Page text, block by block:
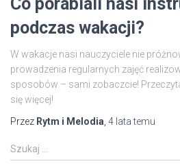
podczas wakacji?
W wakacje nasi nauczyciele nie
prowadzenia regularnych zajęć
sposobów – sami zobaczcie!
się więcej!
Przez Rytm i Melodia 4 latatemu
Szukaj …